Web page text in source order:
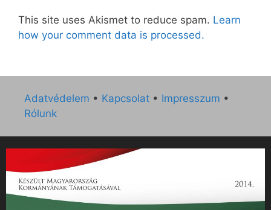
This site uses Akismet to reduce spam. Learn
how your comment data is processed.
Adatvédelem • Kapcsolat • Impresszum •
Rólunk